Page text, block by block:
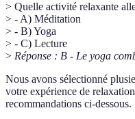
> Quelle activité relaxante
> - A) Méditation
> - B) Yoga
> - C) Lecture
> Réponse : B - Le yoga
Nous avons sélectionné
votre expérience de
recommandations ci-dessous.